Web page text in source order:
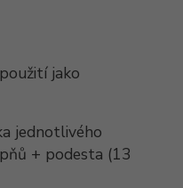
jako
jednotlivého
+ podesta (13